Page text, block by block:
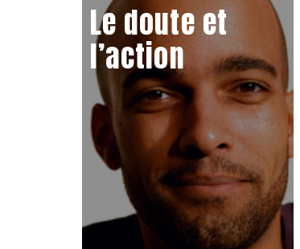
Le doute et
l’action